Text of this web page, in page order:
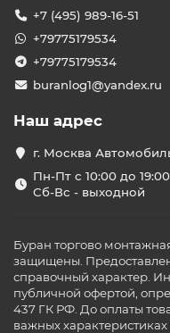
+7 (495) 989-16-51
+79775179534
+79775179534
buranlog1@yandex.ru
Наш адрес
г. Москва
Пн-Пт с 10:00 до 19:00
Сб-Вс - выходной
Буран торгово
защищены.
справочный характер.
публичной офертой,
437 ГК РФ. До оплаты
важных характеристиках